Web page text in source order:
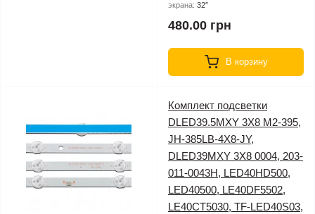
экрана: 32″
480.00 грн
В корзину
Комплект подсветки
DLED39.5MXY 3X8 M2-395,
JH-385LB-4X8-JY,
DLED39MXY 3X8 0004, 203-
011-0043H, LED40HD500,
LED40500, LE40DF5502,
LE40CT5030, TF-LED40S03,